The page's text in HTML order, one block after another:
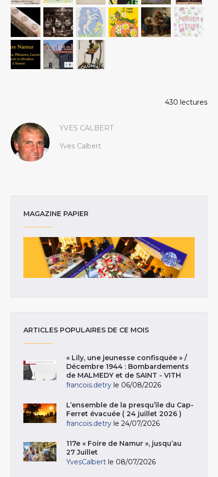
430 lectures
YVES CALBERT
Yves Calbert
MAGAZINE PAPIER
ARTICLES POPULAIRES DE CE MOIS
« Lily, une jeunesse confisquée » /
Décembre 1944 : Bombardements
de MALMEDY et de SAINT - VITH
francois.detry le 06/08/2026
L’ensemble de la presqu’île du Cap-
Ferret évacuée ( 24 juillet 2026 )
francois.detry le 24/07/2026
117e « Foire de Namur », jusqu’au
27 Juillet
YvesCalbert le 08/07/2026